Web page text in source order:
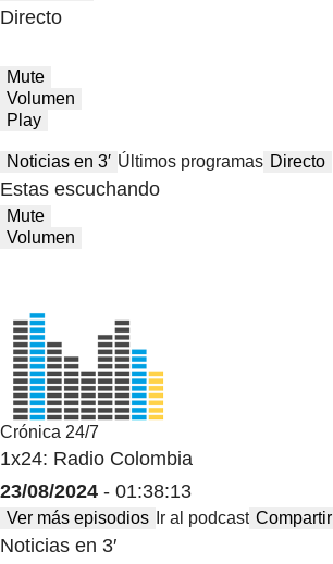
Directo
Mute
Volumen
Play
Noticias en 3′ Últimos programas Directo
Estas escuchando
Mute
Volumen
Crónica 24/7
1x24: Radio Colombia
23/08/2024 - 01:38:13
Ver más episodios Ir al podcast Compartir
Noticias en 3′